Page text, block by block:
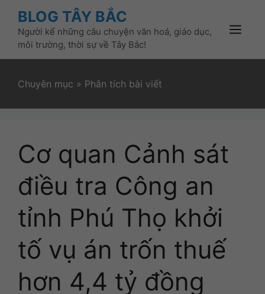
content
BLOG TÂY BẮC
Người kể những câu chuyện văn hoá, giáo dục,
môi trường, thời sự về Tây Bắc!
Menu
Chuyên mục » Phân tích bài viết
Cơ quan Cảnh sát
điều tra Công an
tỉnh Phú Thọ khởi
tố vụ án trốn thuế
hơn 4,4 tỷ đồng